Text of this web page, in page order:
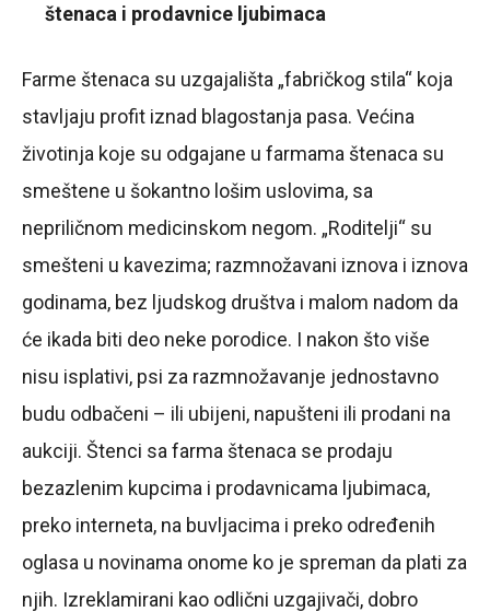
štenaca i prodavnice ljubimaca
Farme štenaca su uzgajališta „fabričkog stila“ koja
stavljaju profit iznad blagostanja pasa. Većina
životinja koje su odgajane u farmama štenaca su
smeštene u šokantno lošim uslovima, sa
nepriličnom medicinskom negom. „Roditelji“ su
smešteni u kavezima; razmnožavani iznova i iznova
godinama, bez ljudskog društva i malom nadom da
će ikada biti deo neke porodice. I nakon što više
nisu isplativi, psi za razmnožavanje jednostavno
budu odbačeni – ili ubijeni, napušteni ili prodani na
aukciji. Štenci sa farma štenaca se prodaju
bezazlenim kupcima i prodavnicama ljubimaca,
preko interneta, na buvljacima i preko određenih
oglasa u novinama onome ko je spreman da plati za
njih. Izreklamirani kao odlični uzgajivači, dobro